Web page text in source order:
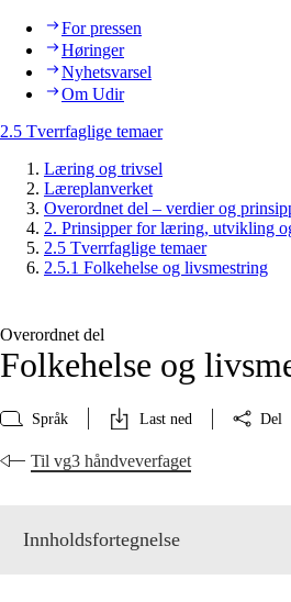
For pressen
Høringer
Nyhetsvarsel
Om Udir
2.5 Tverrfaglige temaer
Læring og trivsel
Læreplanverket
Overordnet del – verdier og
2. Prinsipper for læring, utvikling
2.5 Tverrfaglige temaer
2.5.1 Folkehelse og livsmestring
Overordnet del
Folkehelse og
Språk Last ned Del
Til vg3 håndveverfaget
Innholdsfortegnelse